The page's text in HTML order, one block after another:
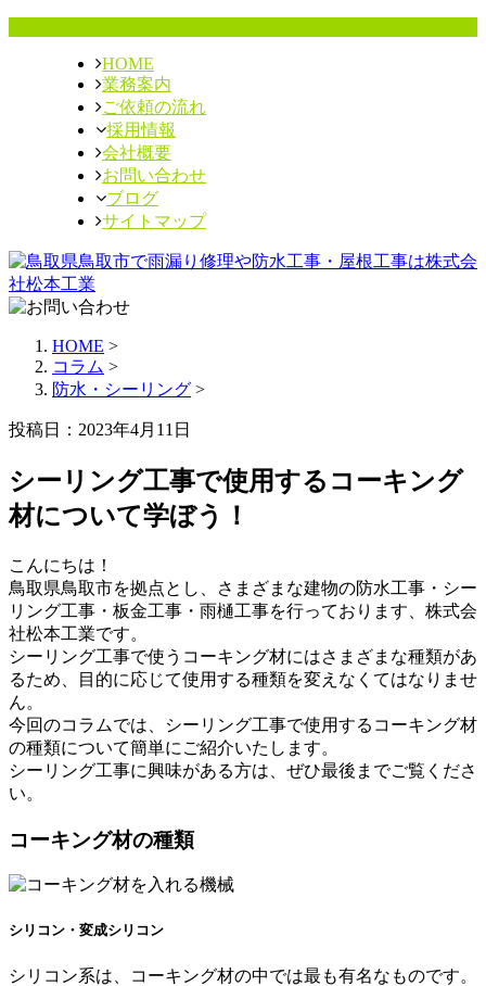
HOME
業務案内
ご依頼の流れ
採用情報
会社概要
お問い合わせ
ブログ
サイトマップ
HOME >
コラム >
防水・シーリング >
投稿日：2023年4月11日
シーリング工事で使用するコーキング
材について学ぼう！
こんにちは！
鳥取県鳥取市を拠点とし、さまざまな建物の防水工事・シー
リング工事・板金工事・雨樋工事を行っております、株式会
社松本工業です。
シーリング工事で使うコーキング材にはさまざまな種類があ
るため、目的に応じて使用する種類を変えなくてはなりませ
ん。
今回のコラムでは、シーリング工事で使用するコーキング材
の種類について簡単にご紹介いたします。
シーリング工事に興味がある方は、ぜひ最後までご覧くださ
い。
コーキング材の種類
シリコン・変成シリコン
シリコン系は、コーキング材の中では最も有名なものです。